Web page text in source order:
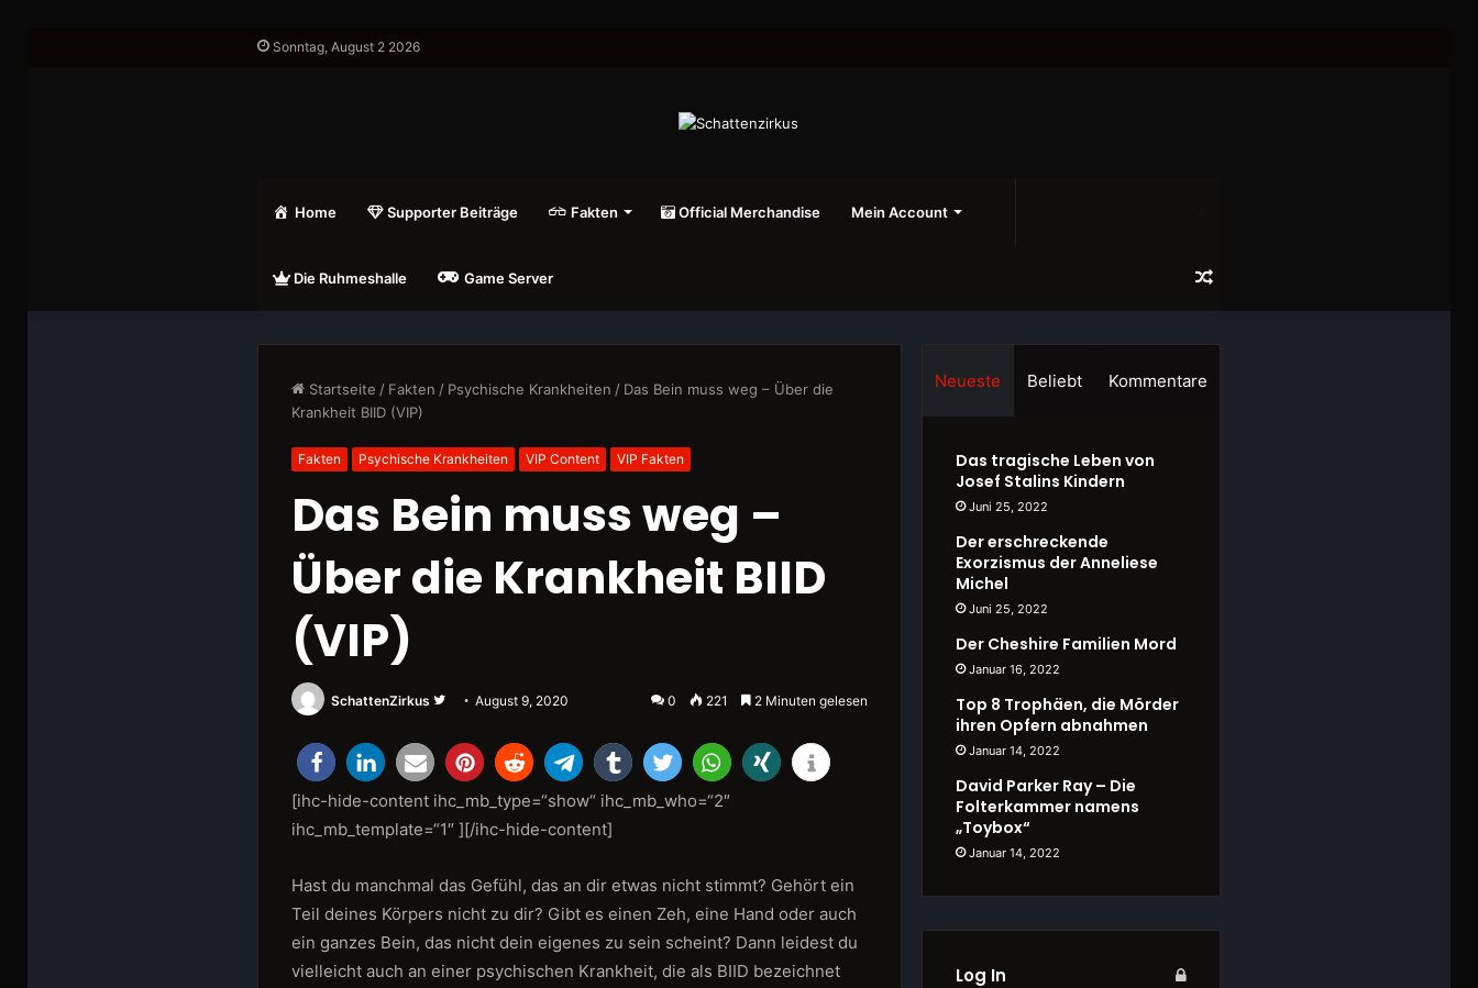
Sonntag, August 2 2026
Home Supporter Beiträge Fakten Official Merchandise Mein Account
Die Ruhmeshalle Game Server nach...
Zufälliger
Artikel
Startseite / Fakten / Psychische Krankheiten / Das Bein muss weg – Über die
Krankheit BIID (VIP)
Fakten Psychische Krankheiten VIP Content VIP Fakten
Das Bein muss weg –
Über die Krankheit BIID
(VIP)
SchattenZirkus
Folge
auf
Twitter
August 9, 2020 0 221 2 Minuten gelesen
[ihc-hide-content ihc_mb_type=“show“ ihc_mb_who=“2″
ihc_mb_template=“1″ ][/ihc-hide-content]
Hast du manchmal das Gefühl, das an dir etwas nicht stimmt? Gehört ein
Teil deines Körpers nicht zu dir? Gibt es einen Zeh, eine Hand oder auch
ein ganzes Bein, das nicht dein eigenes zu sein scheint? Dann leidest du
vielleicht auch an einer psychischen Krankheit, die als BIID bezeichnet
Neueste Beliebt Kommentare
Das tragische Leben von
Josef Stalins Kindern
Juni 25, 2022
Der erschreckende
Exorzismus der Anneliese
Michel
Juni 25, 2022
Der Cheshire Familien Mord
Januar 16, 2022
Top 8 Trophäen, die Mörder
ihren Opfern abnahmen
Januar 14, 2022
David Parker Ray – Die
Folterkammer namens
„Toybox“
Januar 14, 2022
Log In